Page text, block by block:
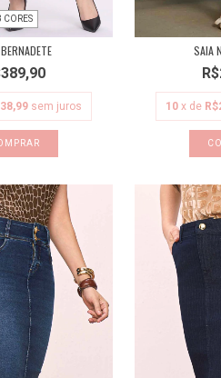
CORES
sem juros
SAIA
10 x de